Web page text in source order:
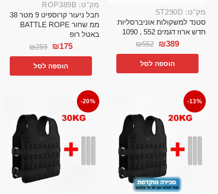
מק"ט: ST290D
סטנד למשקולות אוניברסליות
חדש ארוז דגמים 552 , 1090
₪552 ₪389
הוספה לסל
מק"ט: ROP389B
חבל ניעור קרוספיט 9 מטר 38
ממ שחור BATTLE ROPE
באטל רופ
₪259 ₪175
הוספה לסל
-13%
-20%